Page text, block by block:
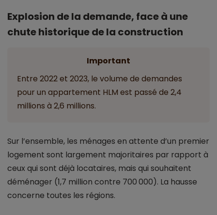
Explosion de la demande, face à une
chute historique de la construction
Important
Entre 2022 et 2023, le volume de demandes
pour un appartement HLM est passé de 2,4
millions à 2,6 millions.
Sur l’ensemble, les ménages en attente d’un premier
logement sont largement majoritaires par rapport à
ceux qui sont déjà locataires, mais qui souhaitent
déménager (1,7 million contre 700 000). La hausse
concerne toutes les régions.